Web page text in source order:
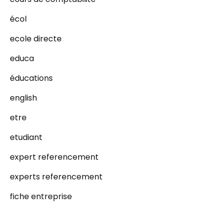
écol
ecole directe
educa
éducations
english
etre
etudiant
expert referencement
experts referencement
fiche entreprise